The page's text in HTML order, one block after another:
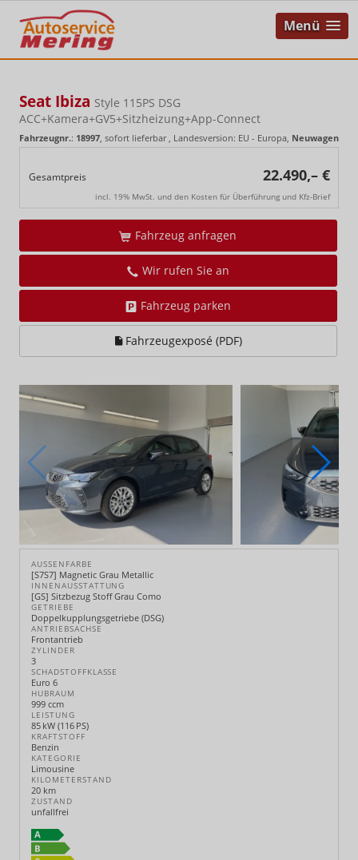
Menü
Seat Ibiza Style 115PS DSG
ACC+Kamera+GV5+Sitzheizung+App-Connect
Fahrzeugnr.: 18997, sofort lieferbar, Landesversion: EU - Europa, Neuwagen
Gesamtpreis 22.490,– €
incl. 19% MwSt. und den Kosten für Überführung und Kfz-Brief
Fahrzeug anfragen
Wir rufen Sie an
Fahrzeug parken
Fahrzeugexposé (PDF)
AUSSENFARBE
[S7S7] Magnetic Grau Metallic
INNENAUSSTATTUNG
[GS] Sitzbezug Stoff Grau Como
GETRIEBE
Doppelkupplungsgetriebe (DSG)
ANTRIEBSACHSE
Frontantrieb
ZYLINDER
3
SCHADSTOFFKLASSE
Euro 6
HUBRAUM
999 ccm
LEISTUNG
85 kW (116 PS)
KRAFTSTOFF
Benzin
KATEGORIE
Limousine
KILOMETERSTAND
20 km
ZUSTAND
unfallfrei